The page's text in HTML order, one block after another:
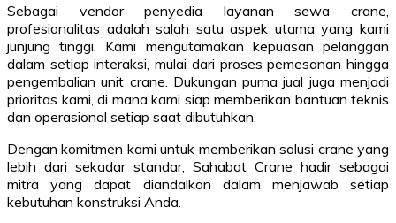
Sebagai vendor penyedia layanan sewa crane,
profesionalitas adalah salah satu aspek utama yang kami
junjung tinggi. Kami mengutamakan kepuasan pelanggan
dalam setiap interaksi, mulai dari proses pemesanan hingga
pengembalian unit crane. Dukungan purna jual juga menjadi
prioritas kami, di mana kami siap memberikan bantuan teknis
dan operasional setiap saat dibutuhkan.
Dengan komitmen kami untuk memberikan solusi crane yang
lebih dari sekadar standar, Sahabat Crane hadir sebagai
mitra yang dapat diandalkan dalam menjawab setiap
kebutuhan konstruksi Anda.